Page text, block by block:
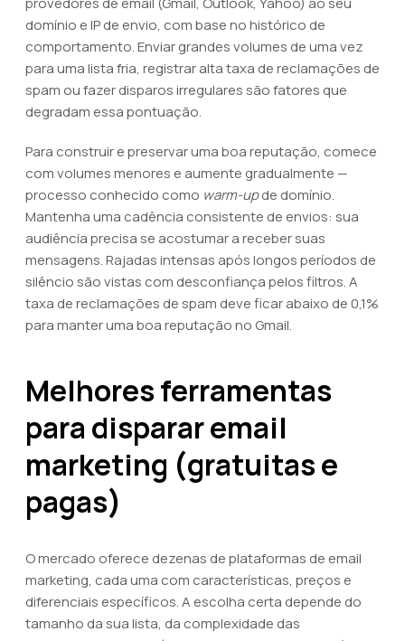
domínio e IP de envio, com base no histórico de
comportamento. Enviar grandes volumes de uma vez
para uma lista fria, registrar alta taxa de reclamações de
spam ou fazer disparos irregulares são fatores que
degradam essa pontuação.
Para construir e preservar uma boa reputação, comece
com volumes menores e aumente gradualmente —
processo conhecido como warm-upde domínio.
Mantenha uma cadência consistente de envios: sua
audiência precisa se acostumar a receber suas
mensagens. Rajadas intensas após longos períodos de
silêncio são vistas com desconfiança pelos filtros. A
taxa de reclamações de spam deve ficar abaixo de 0,1%
para manter uma boa reputação no Gmail.
Melhores ferramentas
para disparar email
marketing (gratuitas e
pagas)
O mercado oferece dezenas de plataformas de email
marketing, cada uma com características, preços e
diferenciais específicos. A escolha certa depende do
tamanho da sua lista, da complexidade das